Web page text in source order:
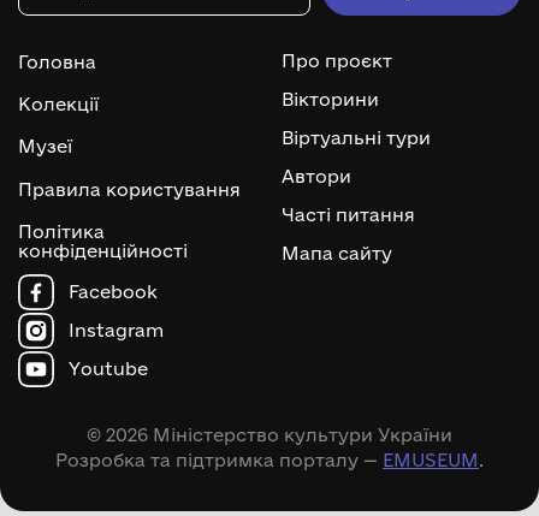
Головна
Колекції
Музеї
Правила користування
Політика
конфіденційності
Про проєкт
Вікторини
Віртуальні тури
Автори
Часті питання
Мапа сайту
Facebook
Instagram
Youtube
© 2026 Міністерство культури України
Розробка та підтримка порталу — EMUSEUM.